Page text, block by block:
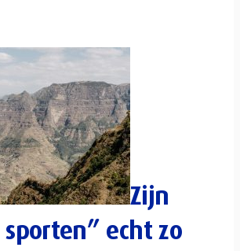
Zijn
echt zo